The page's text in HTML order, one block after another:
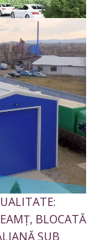
BLOCATĂ
SUB